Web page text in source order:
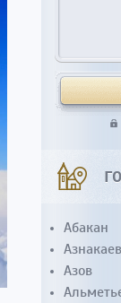
Абакан
Азов